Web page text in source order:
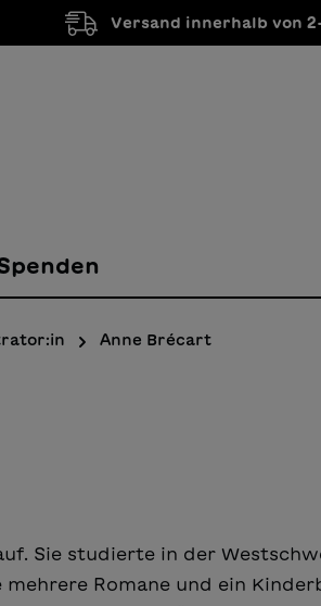
Versand innerhalb von
Anne Brécart
Sie studierte in der
Romane und ein